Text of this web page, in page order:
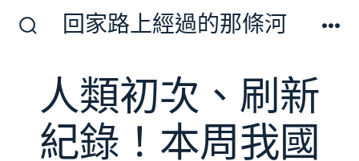
開
回家路上經過的那條河
人類初次、刷新
紀錄！本周我國